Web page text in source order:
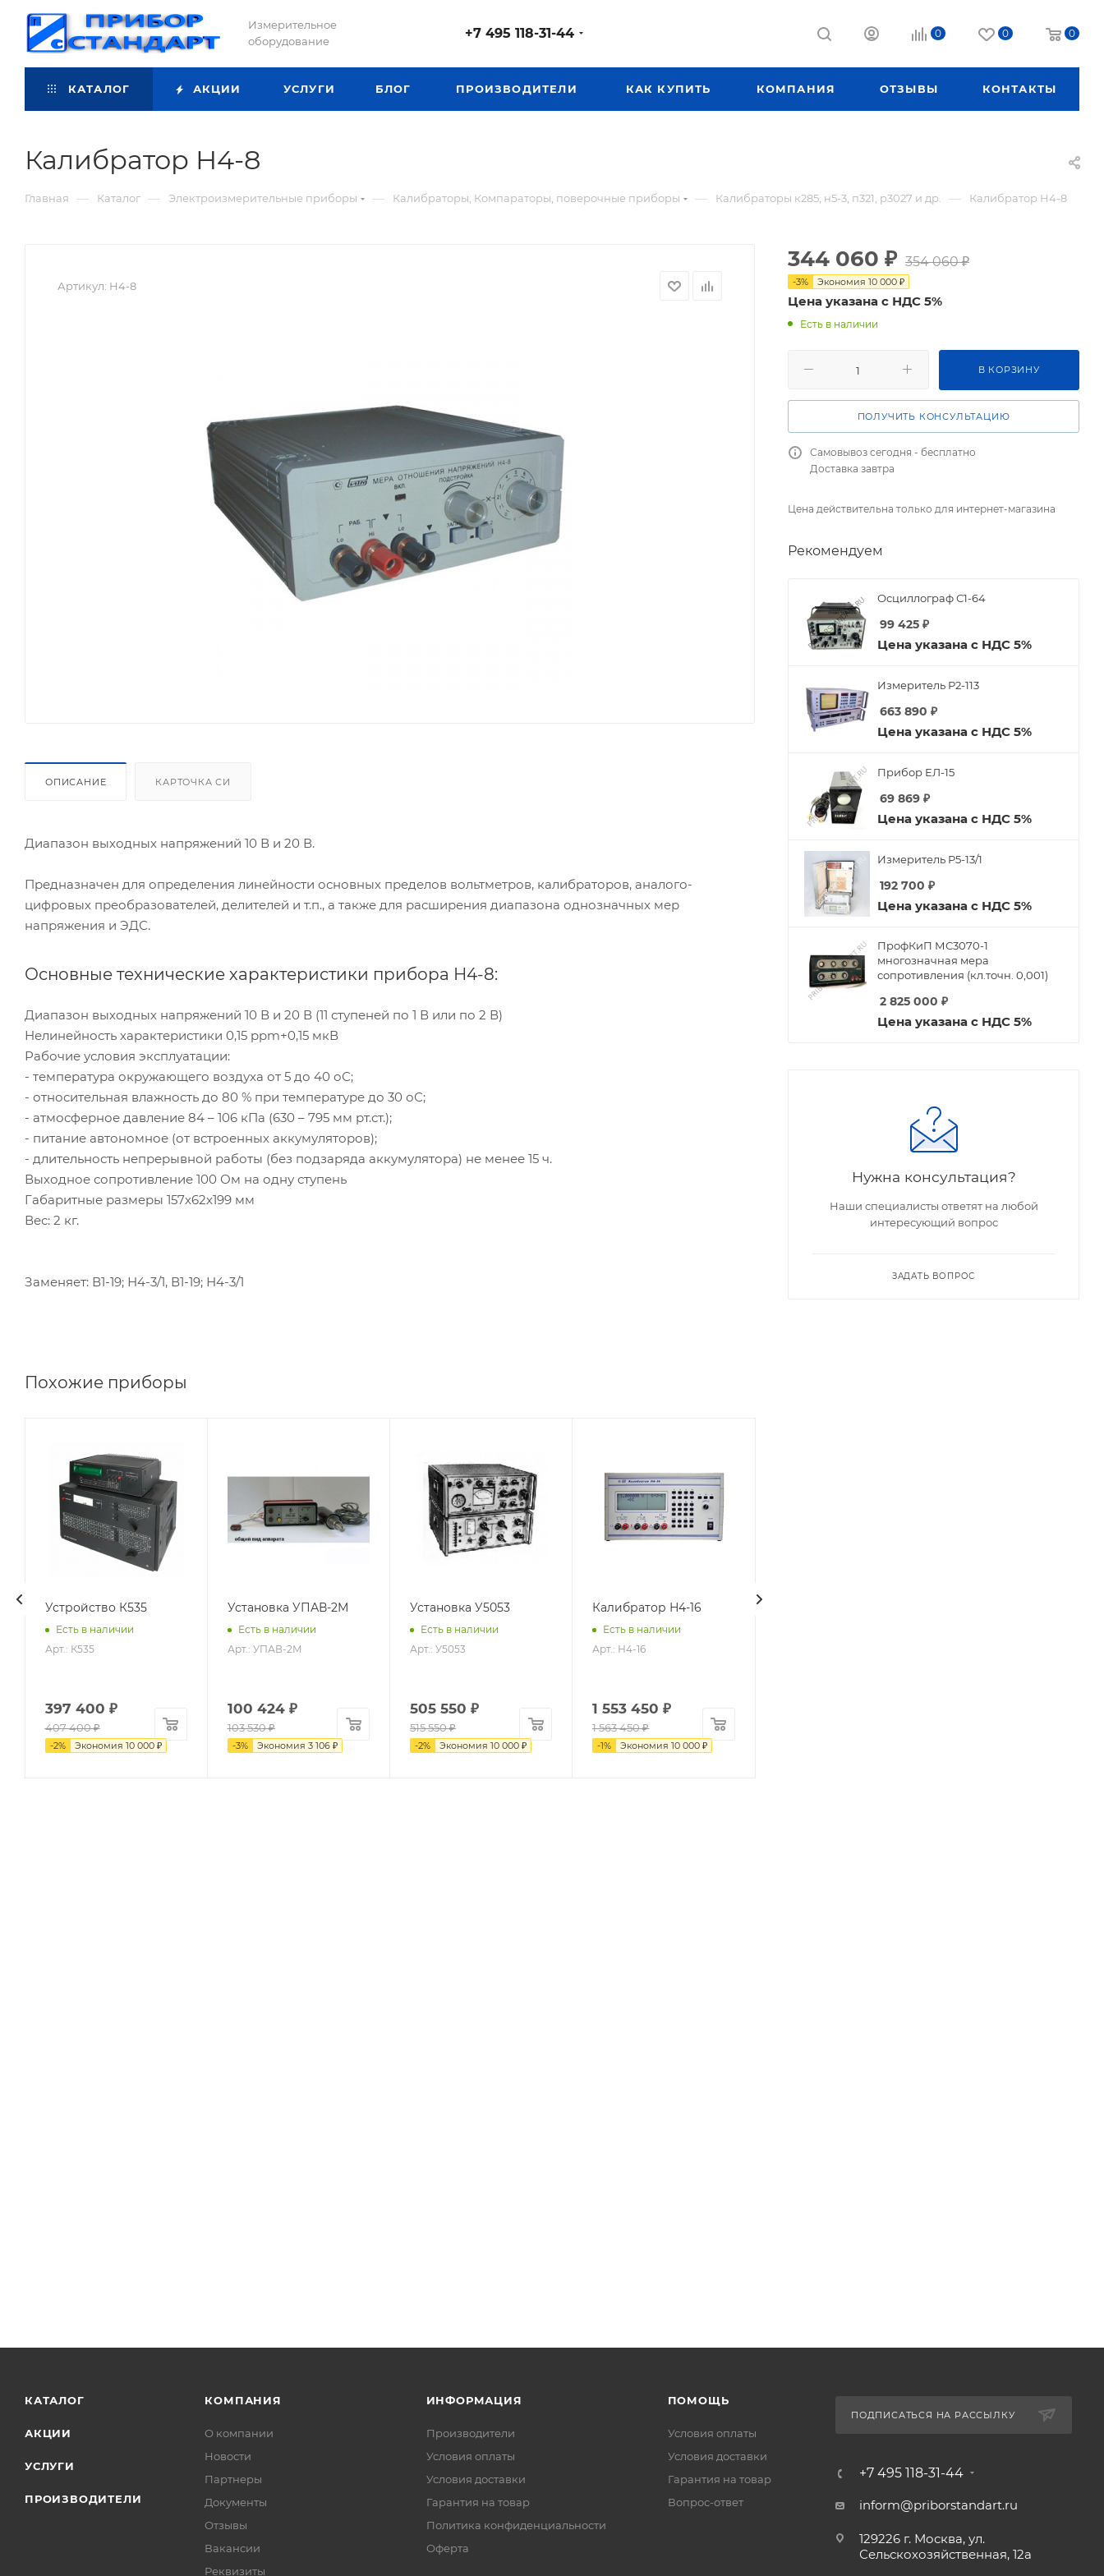
Измерительное
оборудование
+7 495 118-31-44 0 0 0
КАТАЛОГ АКЦИИ УСЛУГИ БЛОГ ПРОИЗВОДИТЕЛИ КАК КУПИТЬ КОМПАНИЯ ОТЗЫВЫ КОНТАКТЫ
Калибратор Н4-8
Главная — Каталог — Электроизмерительные приборы — Калибраторы, Компараторы, поверочные приборы — Калибраторы к285, н5-3, п321, р3027 и др. — Калибратор Н4-8
Артикул: Н4-8
ОПИСАНИЕ КАРТОЧКА СИ
Диапазон выходных напряжений 10 В и 20 В.
Предназначен для определения линейности основных пределов вольтметров, калибраторов, аналого-
цифровых преобразователей, делителей и т.п., а также для расширения диапазона однозначных мер
напряжения и ЭДС.
Основные технические характеристики прибора Н4-8:
Диапазон выходных напряжений 10 В и 20 В (11 ступеней по 1 В или по 2 В)
Нелинейность характеристики 0,15 ppm+0,15 мкВ
Рабочие условия эксплуатации:
- температура окружающего воздуха от 5 до 40 оС;
- относительная влажность до 80 % при температуре до 30 оС;
- атмосферное давление 84 – 106 кПа (630 – 795 мм рт.ст.);
- питание автономное (от встроенных аккумуляторов);
- длительность непрерывной работы (без подзаряда аккумулятора) не менее 15 ч.
Выходное сопротивление 100 Ом на одну ступень
Габаритные размеры 157х62х199 мм
Вес: 2 кг.
Заменяет: В1-19; Н4-3/1, В1-19; Н4-3/1
Похожие приборы
Устройство К535
Есть в наличии
Арт.: К535
397 400 ₽
407 400₽
-2% Экономия 10 000₽
Установка УПАВ-2М
Есть в наличии
Арт.: УПАВ-2М
100 424₽
103 530₽
-3% Экономия 3 106₽
Установка У5053
Есть в наличии
Арт.: У5053
505 550 ₽
515 550₽
-2% Экономия 10 000 ₽
Калибратор Н4-16
Есть в наличии
Арт.: Н4-16
1 553 450 ₽
1 563 450₽
-1% Экономия 10 000 ₽
344 060 ₽ 354 060₽
-3% Экономия 10 000 ₽
Цена указана с НДС 5%
Есть в наличии
В КОРЗИНУ
ПОЛУЧИТЬ КОНСУЛЬТАЦИЮ
Самовывоз сегодня - бесплатно
Доставка завтра
Цена действительна только для интернет-магазина
Рекомендуем
Осциллограф С1-64
99 425 ₽
Цена указана с НДС 5%
Измеритель Р2-113
663 890 ₽
Цена указана с НДС 5%
Прибор ЕЛ-15
69 869 ₽
Цена указана с НДС 5%
Измеритель Р5-13/1
192 700 ₽
Цена указана с НДС 5%
ПрофКиП МС3070-1
многозначная мера
сопротивления (кл.точн. 0,001)
2 825 000 ₽
Цена указана с НДС 5%
Нужна консультация?
Наши специалисты ответят на любой
интересующий вопрос
ЗАДАТЬ ВОПРОС
КАТАЛОГ
АКЦИИ
УСЛУГИ
ПРОИЗВОДИТЕЛИ
КОМПАНИЯ
О компании
Новости
Партнеры
Документы
Отзывы
Вакансии
Реквизиты
ИНФОРМАЦИЯ
Производители
Условия оплаты
Условия доставки
Гарантия на товар
Политика конфиденциальности
Оферта
ПОМОЩЬ
Условия оплаты
Условия доставки
Гарантия на товар
Вопрос-ответ
ПОДПИСАТЬСЯ НА РАССЫЛКУ
+7 495 118-31-44
inform@priborstandart.ru
129226 г. Москва, ул.
Сельскохозяйственная, 12а